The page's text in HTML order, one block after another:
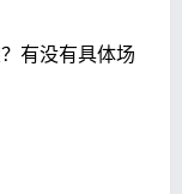
有没有具体场